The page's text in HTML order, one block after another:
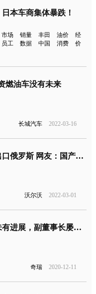
本车商集体暴跌！
市场 销量 丰田 油价
经
员工 数据 中国 消费
价
燃油车没有未来
长城汽车 2022-03-16
多家车企暂停出口俄罗斯 网友：国产车机会来了
沃尔沃 2022-03-01
奇瑞混改迟迟未有进展，副董事长屡屡澄清：混改顺利进行
奇瑞 2020-12-11